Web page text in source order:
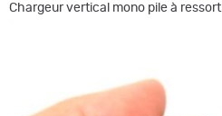
Chargeur vertical mono pile à ressort